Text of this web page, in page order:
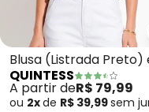
Blusa (Listrada Preto)
Moletinho
QUINTESS
A partir deR$ 79,99
ou 2xde R$ 39,99sem